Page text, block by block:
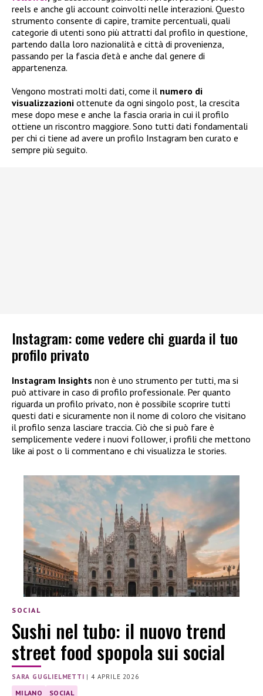
reels e anche gli account coinvolti nelle interazioni. Questo
strumento consente di capire, tramite percentuali, quali
categorie di utenti sono più attratti dal profilo in questione,
partendo dalla loro nazionalità e città di provenienza,
passando per la fascia d’età e anche dal genere di
appartenenza.
Vengono mostrati molti dati, come il numero di
visualizzazioni ottenute da ogni singolo post, la crescita
mese dopo mese e anche la fascia oraria in cui il profilo
ottiene un riscontro maggiore. Sono tutti dati fondamentali
per chi ci tiene ad avere un profilo Instagram ben curato e
sempre più seguito.
Instagram: come vedere chi guarda il tuo
profilo privato
Instagram Insights non è uno strumento per tutti, ma si
può attivare in caso di profilo professionale. Per quanto
riguarda un profilo privato, non è possibile scoprire tutti
questi dati e sicuramente non il nome di coloro che visitano
il profilo senza lasciare traccia. Ciò che si può fare è
semplicemente vedere i nuovi follower, i profili che mettono
like ai post o li commentano e chi visualizza le stories.
SOCIAL
Sushi nel tubo: il nuovo trend
street food spopola sui social
SARA GUGLIELMETTI |4 APRILE 2026
MILANO SOCIAL